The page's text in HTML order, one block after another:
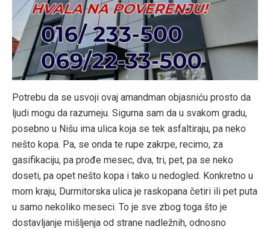
Potrebu da se usvoji ovaj amandman objasniću prosto da
ljudi mogu da razumeju. Sigurna sam da u svakom gradu,
posebno u Nišu ima ulica koja se tek asfaltiraju, pa neko
nešto kopa. Pa, se onda te rupe zakrpe, recimo, za
gasifikaciju, pa prođe mesec, dva, tri, pet, pa se neko
doseti, pa opet nešto kopa i tako u nedogled. Konkretno u
mom kraju, Durmitorska ulica je raskopana četiri ili pet puta
u samo nekoliko meseci. To je sve zbog toga što je
dostavljanje mišljenja od strane nadležnih, odnosno